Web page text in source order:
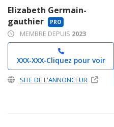
Elizabeth Germain-
gauthier
PRO
MEMBRE DEPUIS 2023
XXX-XXX-Cliquez pour voir
SITE DE L'ANNONCEUR